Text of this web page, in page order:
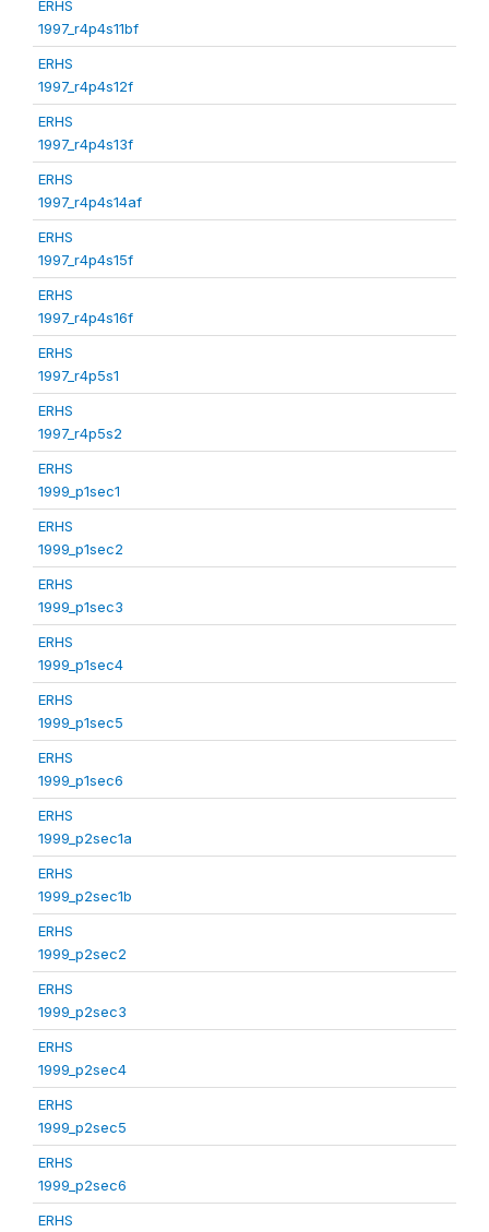
ERHS
1997_r4p4s11bf
ERHS
1997_r4p4s12f
ERHS
1997_r4p4s13f
ERHS
1997_r4p4s14af
ERHS
1997_r4p4s15f
ERHS
1997_r4p4s16f
ERHS
1997_r4p5s1
ERHS
1997_r4p5s2
ERHS
1999_p1sec1
ERHS
1999_p1sec2
ERHS
1999_p1sec3
ERHS
1999_p1sec4
ERHS
1999_p1sec5
ERHS
1999_p1sec6
ERHS
1999_p2sec1a
ERHS
1999_p2sec1b
ERHS
1999_p2sec2
ERHS
1999_p2sec3
ERHS
1999_p2sec4
ERHS
1999_p2sec5
ERHS
1999_p2sec6
ERHS